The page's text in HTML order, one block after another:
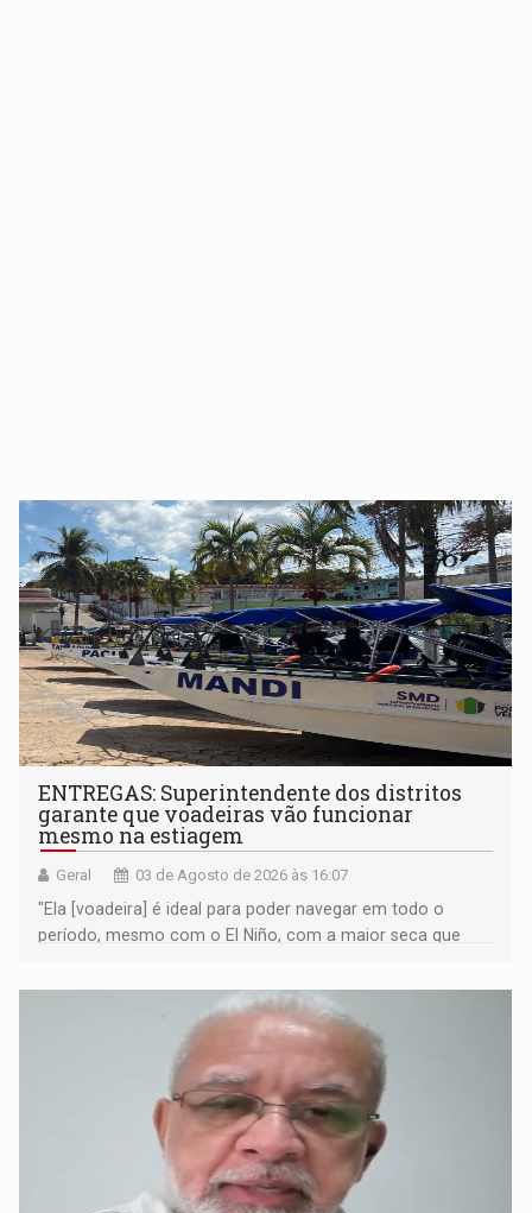
ENTREGAS: Superintendente dos distritos
garante que voadeiras vão funcionar
mesmo na estiagem
Geral 03 de Agosto de 2026 às 16:07
"Ela [voadeira] é ideal para poder navegar em todo o
período, mesmo com o El Niño, com a maior seca que
Porto Velho realizou entrega de quatro voadeiras, dois
quadriciclos com carretilhas e dois veículos UTV com
carretilhas para o Baixo Madeira